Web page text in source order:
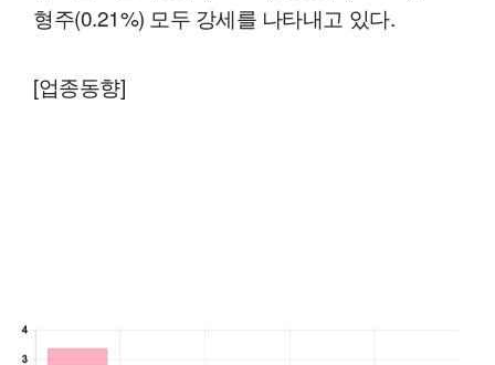
형주(0.21%) 모두 강세를 나타내고 있다.
[업종동향]